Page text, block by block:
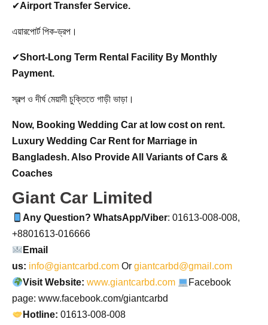
✔Airport Transfer Service.
এয়ারপোর্ট পিক-ড্রপ।
✔Short-Long Term Rental Facility By Monthly
Payment.
স্বল্প ও দীর্ঘ মেয়াদী চুক্তিতে গাড়ী ভাড়া।
Now, Booking Wedding Car at low cost on rent.
Luxury Wedding Car Rent for Marriage in
Bangladesh. Also Provide All Variants of Cars &
Coaches
Giant Car Limited
Any Question? WhatsApp/Viber: 01613-008-008,
+8801613-016666
Email
us: info@giantcarbd.com Or giantcarbd@gmail.com
Visit Website: www.giantcarbd.com
Facebook
page: www.facebook.com/giantcarbd
Hotline: 01613-008-008